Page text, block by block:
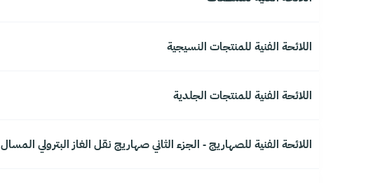
اللائحة الفنية للمنتجات النسيجية
اللائحة الفنية للمنتجات الجلدية
اللائحة الفنية للصهاريج - الجزء الثاني صهاريج نقل الغاز البترولي المسال